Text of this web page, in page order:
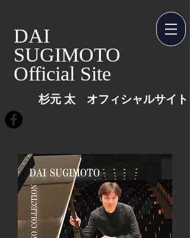
​​DAI
SUGIMOTO
​Official Site
杉元 太 オフィシャルサイト